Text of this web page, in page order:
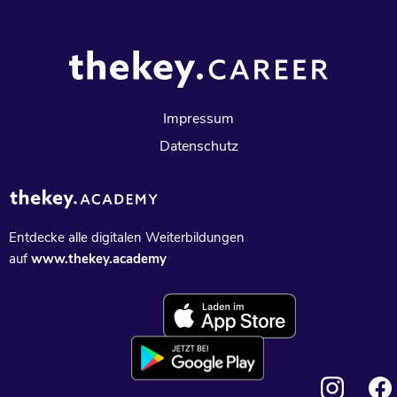
Impressum
Datenschutz
Entdecke alle digitalen Weiterbildungen
aufwww.thekey.academy